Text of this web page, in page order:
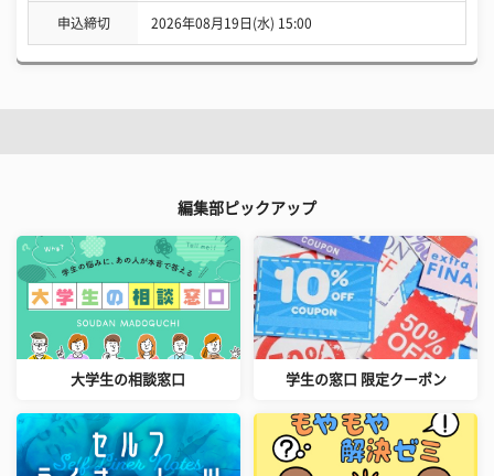
申込締切 2026年08月19日(水) 15:00
編集部ピックアップ
大学生の相談窓口 学生の窓口 限定クーポン